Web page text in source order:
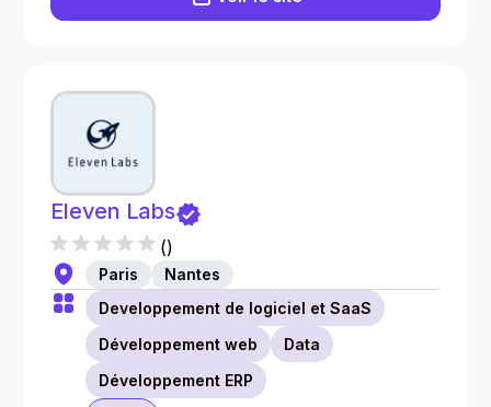
Eleven Labs
()
Paris
Nantes
Developpement de logiciel et SaaS
Développement web
Data
Développement ERP